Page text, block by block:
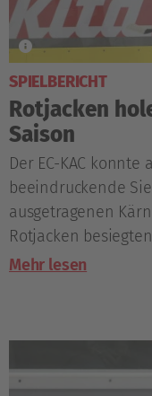
SPIELBERICHT
Rotjacken
Saison
Der EC-KAC
beeindruckende
ausgetragenen
Rotjacken
Penaltyschießen.
Mehr lesen